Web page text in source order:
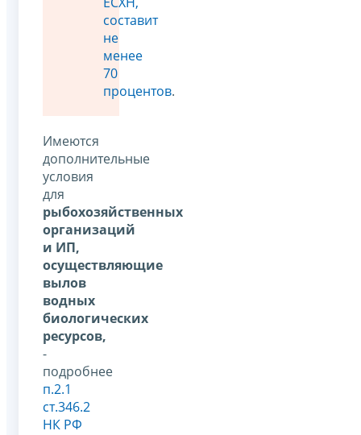
составит
не
менее
70
процентов.
Имеются
дополнительные
условия
для
рыбохозяйственных
организаций
и ИП,
осуществляющие
вылов
водных
биологических
ресурсов,
-
подробнее
п.2.1
ст.346.2
НК РФ